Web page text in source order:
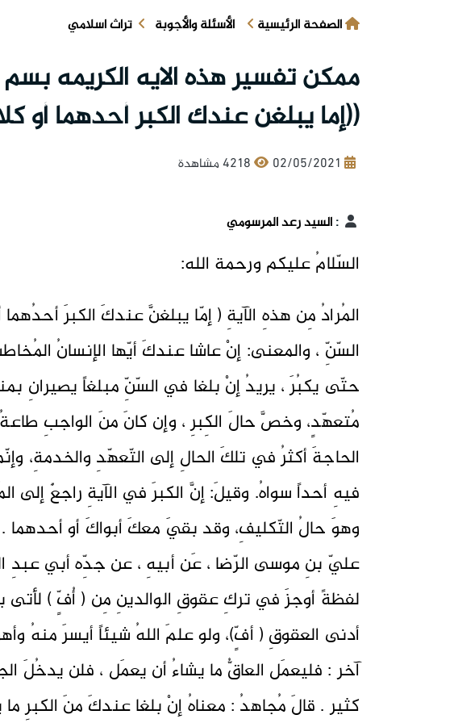
الصفحة الرئيسية الأسئلة والأجوبة تراث اسلامي
ممكن تفسير هذه الايه الكريمه بسم
((إما يبلغن عندك الكبر أحدهما أو
02/05/2021 4218 مشاهدة
:السيد رعد المرسومي
السّلامُ عليكم ورحمة الله:
المُرادُ مِن هذهِ الآيةِ ( إمّا يبلغنَّ عندكَ الكبرَ
السّنِّ ، والمعنى: إنْ عاشا عندكَ أيّها الإنسانُ
حتّى يكبُرَ ، يريدُ إنْ بلغا في السّنِّ مبلغاً يصيرانِ
مُتعهّدٍ، وخصَّ حالَ الكِبرِ ، وإن كانَ منَ الواجبِ
الحاجةَ أكثرُ في تلكَ الحالِ إلى التّعهّدِ والخدمةِ،
فيهِ أحداً سواهُ. وقيلَ: إنَّ الكبرَ في الآيةِ راجعٌ إلى
وهوَ حالُ التّكليفِ، وقد بقيَ معكَ أبواكَ أو أحدهما
عليّ بنِ موسى الرّضا ، عَن أبيهِ ، عن جدِّه أبي عبدِ
لفظةً أوجزَ في تركِ عقوقِ الوالدينِ مِن ( أُفٍّ ) لأتى
أدنى العقوقِ ( أفٍّ)، ولو علمَ اللهُ شيئاً أيسرَ منهُ
آخر : فليعمَل العاقُّ ما يشاءُ أن يعمَل ، فلن يدخُلَ
كثير . قالَ مُجاهدُ : معناهُ إنْ بلغا عندكَ منَ الكبرِ ما